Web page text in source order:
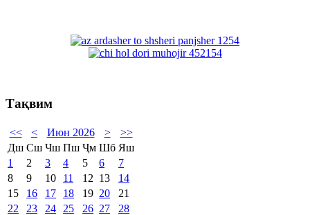
Тақвим
<< < Июн 2026 >
>>
Дш Сш Чш Пш Ҷм Шб Яш
1
2 3 4 5 6
7
8
9 10 11 12 13
14
15
16 17 18 19 20
21
22
23 24 25 26 27
28